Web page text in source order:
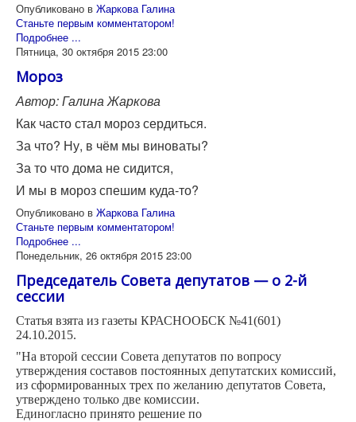
Опубликовано в Жаркова Галина
Станьте первым комментатором!
Подробнее ...
Пятница, 30 октября 2015 23:00
Мороз
Автор: Галина Жаркова
Как часто стал мороз сердиться.
За что? Ну, в чём мы виноваты?
За то что дома не сидится,
И мы в мороз спешим куда-то?
Опубликовано в Жаркова Галина
Станьте первым комментатором!
Подробнее ...
Понедельник, 26 октября 2015 23:00
Председатель Совета депутатов — о 2-й
сессии
Статья взята из газеты КРАСНООБСК №41(601)
24.10.2015.
"На второй сессии Совета депутатов по вопросу
утверждения составов постоянных депутатских комиссий,
из сформированных трех по желанию депутатов Совета,
утверждено только две комиссии.
Единогласно принято решение по